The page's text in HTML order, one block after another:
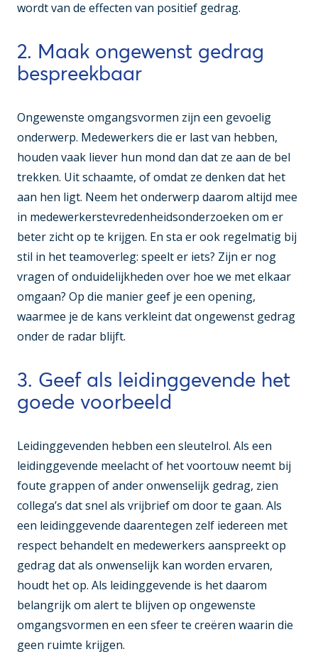
wordt van de effecten van positief gedrag.
2. Maak ongewenst gedrag
bespreekbaar
Ongewenste omgangsvormen zijn een gevoelig
onderwerp. Medewerkers die er last van hebben,
houden vaak liever hun mond dan dat ze aan de bel
trekken. Uit schaamte, of omdat ze denken dat het
aan hen ligt. Neem het onderwerp daarom altijd mee
in medewerkerstevredenheidsonderzoeken om er
beter zicht op te krijgen. En sta er ook regelmatig bij
stil in het teamoverleg: speelt er iets? Zijn er nog
vragen of onduidelijkheden over hoe we met elkaar
omgaan? Op die manier geef je een opening,
waarmee je de kans verkleint dat ongewenst gedrag
onder de radar blijft.
3. Geef als leidinggevende het
goede voorbeeld
Leidinggevenden hebben een sleutelrol. Als een
leidinggevende meelacht of het voortouw neemt bij
foute grappen of ander onwenselijk gedrag, zien
collega’s dat snel als vrijbrief om door te gaan. Als
een leidinggevende daarentegen zelf iedereen met
respect behandelt en medewerkers aanspreekt op
gedrag dat als onwenselijk kan worden ervaren,
houdt het op. Als leidinggevende is het daarom
belangrijk om alert te blijven op ongewenste
omgangsvormen en een sfeer te creëren waarin die
geen ruimte krijgen.